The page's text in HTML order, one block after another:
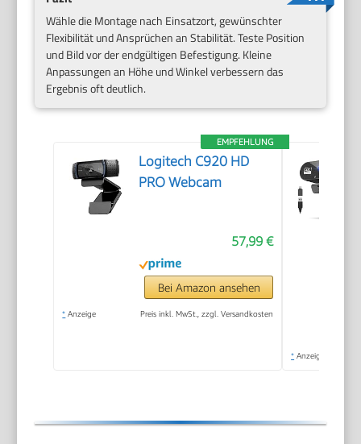
Wähle die Montage nach Einsatzort, gewünschter
Flexibilität und Ansprüchen an Stabilität. Teste Position
und Bild vor der endgültigen Befestigung. Kleine
Anpassungen an Höhe und Winkel verbessern das
Ergebnis oft deutlich.
EMPFEHLUNG
Logitech C920 HD
PRO Webcam
57,99 €
Bei Amazon ansehen
* Anzeige Preis inkl. MwSt., zzgl. Versandkosten
* Anzeige